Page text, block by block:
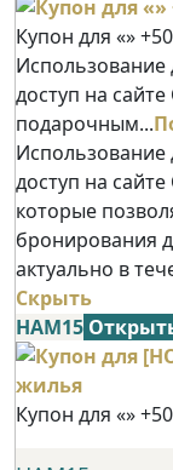
Купон для «»
Использование
доступ на
подарочным...
Использование
доступ на
которые
бронирования
актуально в
Скрыть
НАМ15
Купон для «»